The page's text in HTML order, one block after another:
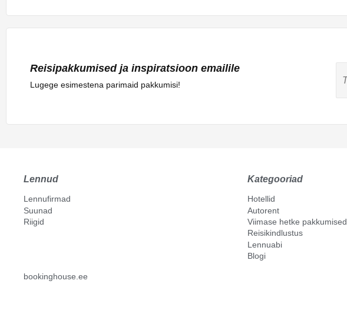
Reisipakkumised ja inspiratsioon emailile
Lugege esimestena parimaid pakkumisi!
Lennud
Lennufirmad
Suunad
Riigid
Kategooriad
Hotellid
Autorent
Viimase hetke pakkumised
Reisikindlustus
Lennuabi
Blogi
bookinghouse.ee